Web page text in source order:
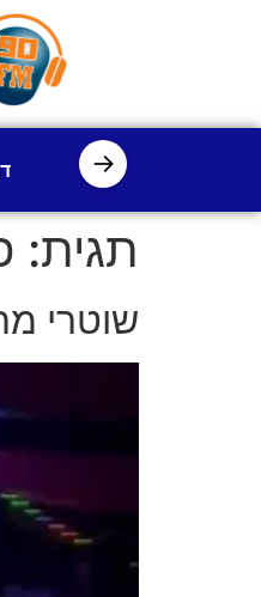
→
תגית:
שוטרי